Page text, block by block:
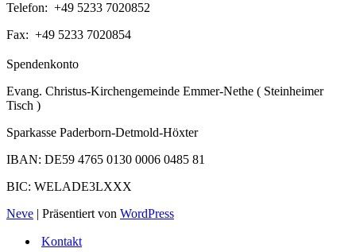
Telefon: +49 5233 7020852
Fax: +49 5233 7020854
Spendenkonto
Evang. Christus-Kirchengemeinde Emmer-Nethe ( Steinheimer
Tisch )
Sparkasse Paderborn-Detmold-Höxter
IBAN: DE59 4765 0130 0006 0485 81
BIC: WELADE3LXXX
Neve | Präsentiert von WordPress
Kontakt